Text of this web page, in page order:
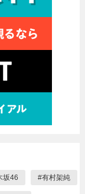
坂46 #有村架純